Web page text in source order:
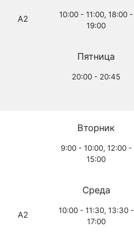
A2
10:00 - 11:00, 18:00 -
19:00
Пятница
20:00 - 20:45
A2
Вторник
9:00 - 10:00, 12:00 -
15:00
Среда
10:00 - 11:30, 13:30 -
17:00